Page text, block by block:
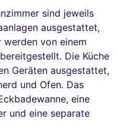
sind jeweils
ausgestattet,
werden von einem
Die Küche
Geräten ausgestattet,
und Ofen. Das
eine
und eine separate